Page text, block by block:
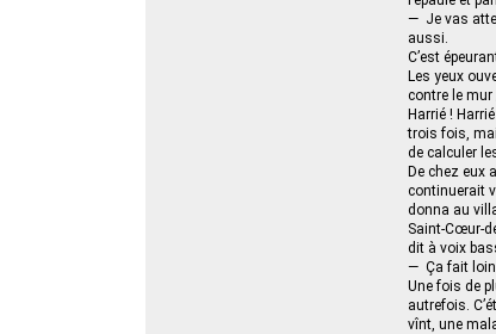
— Je vas
aussi.
C’est
Les yeux
contre le
Harrié !
trois fois,
de calculer
De chez eux
continuerait
donna au
Saint-Cœur-
dit à voix
— Ça fait loin
Une fois de
autrefois.
vînt, une